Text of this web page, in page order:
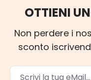
OTTIENI
Non perdere i
sconto